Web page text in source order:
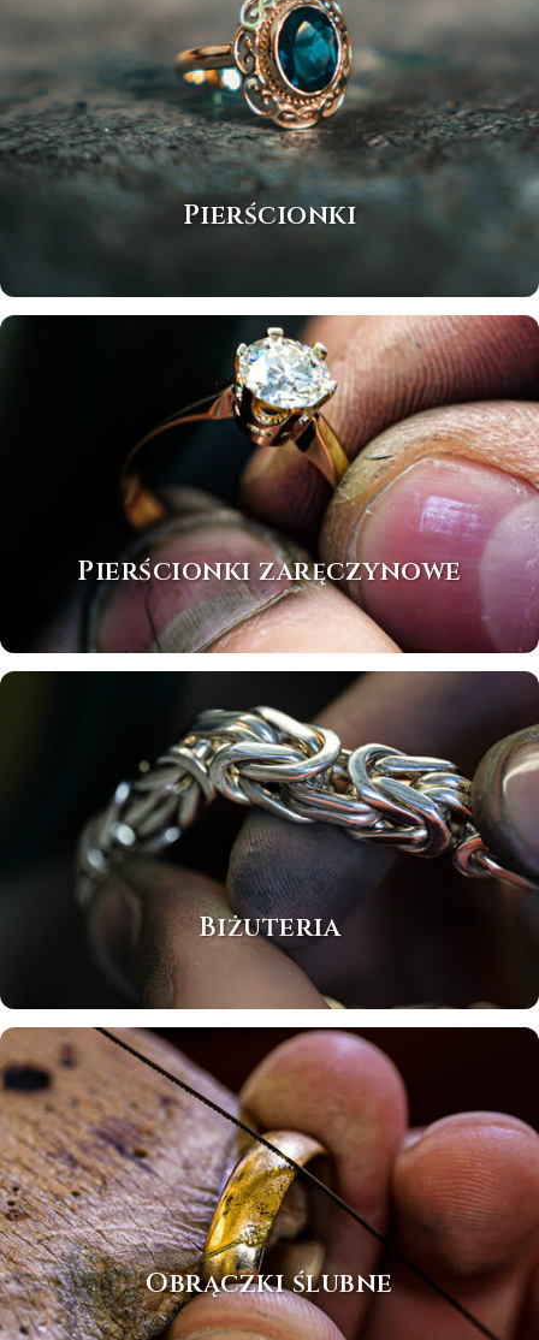
Pierścionki
Pierścionki zaręczynowe
Biżuteria
Obrączki ślubne